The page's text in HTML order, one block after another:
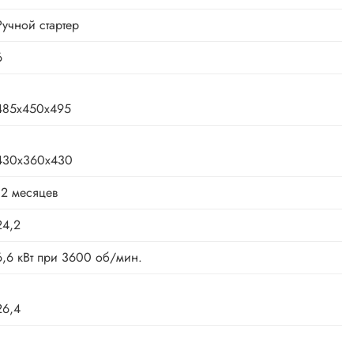
стартер
месяцев
кВт при 3600 об/мин.